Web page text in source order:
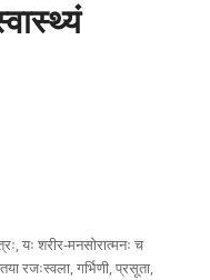
यः शरीर-मनसोरात्मनः च
रजःस्वला, गर्भिणी, प्रसूता,